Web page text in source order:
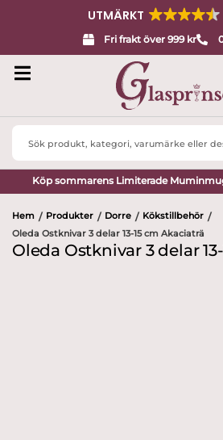
UTMÄRKT
Fri frakt över 999 kr
Search
Köp sommarens Limiterade
Hem / Produkter / Dorre / Kökstillbehör /
Oleda Ostknivar 3 delar 13-15 cm Akaciaträ
Oleda Ostknivar 3 delar